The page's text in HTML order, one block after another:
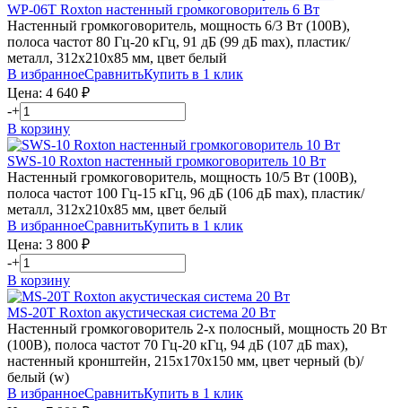
WP-06T Roxton настенный громкоговоритель 6 Вт
Настенный громкоговоритель, мощность 6/3 Вт (100В),
полоса частот 80 Гц-20 кГц, 91 дБ (99 дБ max), пластик/
металл, 312х210х85 мм, цвет белый
В избранноеСравнитьКупить в 1 клик
Цена: 4 640 ₽
-+
В корзину
SWS-10 Roxton настенный громкоговоритель 10 Вт
Настенный громкоговоритель, мощность 10/5 Вт (100В),
полоса частот 100 Гц-15 кГц, 96 дБ (106 дБ max), пластик/
металл, 312х210х85 мм, цвет белый
В избранноеСравнитьКупить в 1 клик
Цена: 3 800 ₽
-+
В корзину
MS-20T Roxton акустическая система 20 Вт
Настенный громкоговоритель 2-х полосный, мощность 20 Вт
(100В), полоса частот 70 Гц-20 кГц, 94 дБ (107 дБ max),
настенный кронштейн, 215х170х150 мм, цвет черный (b)/
белый (w)
В избранноеСравнитьКупить в 1 клик